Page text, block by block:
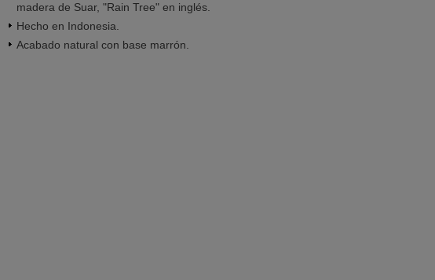
madera de Suar, "Rain Tree" en inglés.
Hecho en Indonesia.
Acabado natural con base marrón.